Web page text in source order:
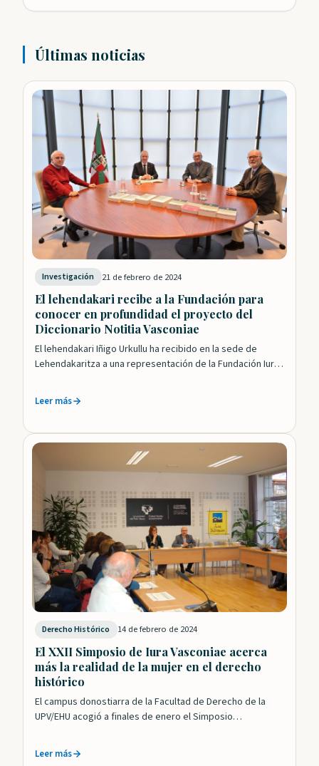
Últimas noticias
Investigación 21 de febrero de 2024
El lehendakari recibe a la Fundación para
conocer en profundidad el proyecto del
Diccionario Notitia Vasconiae
El lehendakari Iñigo Urkullu ha recibido en la sede de
Lehendakaritza a una representación de la Fundación Iura
Leer más
Derecho Histórico 14 de febrero de 2024
El XXII Simposio de Iura Vasconiae acerca
más la realidad de la mujer en el derecho
histórico
El campus donostiarra de la Facultad de Derecho de la
UPV/EHU acogió a finales de enero el Simposio
Leer más